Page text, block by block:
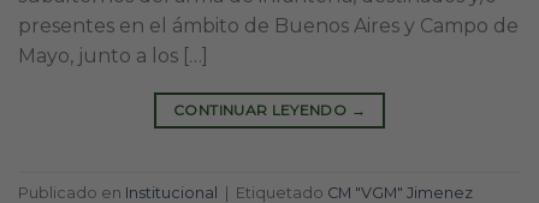
presentes en el ámbito de Buenos Aires y Campo de
Mayo, junto a los […]
CONTINUAR LEYENDO →
Publicado en Institucional | Etiquetado CM "VGM" Jimenez